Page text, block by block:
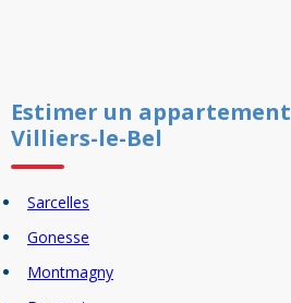
Estimer un appartement
Villiers-le-Bel
Sarcelles
Gonesse
Montmagny